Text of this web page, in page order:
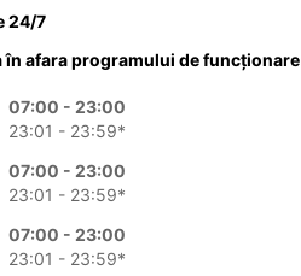
24/7
în afara programului de funcționare
07:00 - 23:00
23:01 - 23:59*
07:00 - 23:00
23:01 - 23:59*
07:00 - 23:00
23:01 - 23:59*